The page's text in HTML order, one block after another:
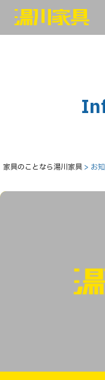
家具のことなら湯川家具 > お